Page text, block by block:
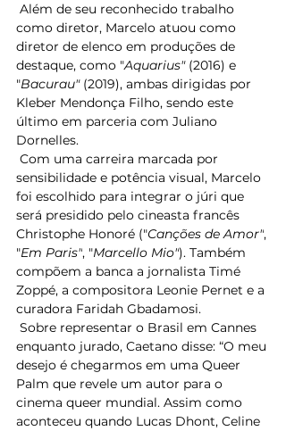
como diretor, Marcelo atuou como
diretor de elenco em produções de
destaque, como "Aquarius" (2016) e
"Bacurau" (2019), ambas dirigidas por
Kleber Mendonça Filho, sendo este
último em parceria com Juliano
Dornelles.
sensibilidade e potência visual, Marcelo
foi escolhido para integrar o júri que
será presidido pelo cineasta francês
Christophe Honoré ("Canções de Amor",
"Em Paris", "Marcello Mio"). Também
compõem a banca a jornalista Timé
Zoppé, a compositora Leonie Pernet e a
curadora Faridah Gbadamosi.
enquanto jurado, Caetano disse: “O meu
desejo é chegarmos em uma Queer
Palm que revele um autor para o
cinema queer mundial. Assim como
aconteceu quando Lucas Dhont, Celine